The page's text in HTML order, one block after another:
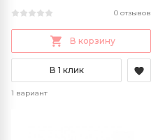
0 отзывов
В корзину
В 1 клик
1 вариант